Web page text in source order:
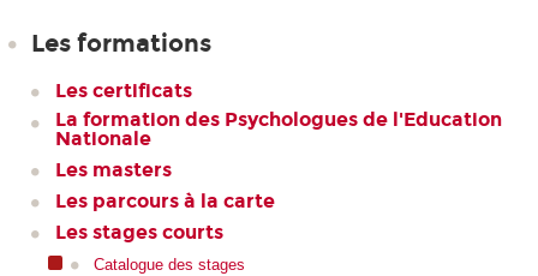
Les formations
Les certificats
La formation des Psychologues de l'Education
Nationale
Les masters
Les parcours à la carte
Les stages courts
Catalogue des stages